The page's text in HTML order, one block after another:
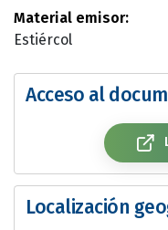
Material emisor:
Estiércol
Acceso al
Localización